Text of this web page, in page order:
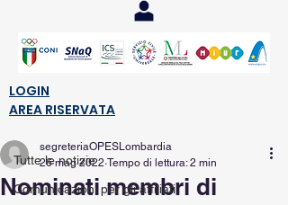
LOGIN
AREA RISERVATA
Post
Tutte le notizie
Comunicazioni per gli affiliati
Nominati membri di
segreteriaOPESLombardia
26 mag 2022 Tempo di lettura: 2 min